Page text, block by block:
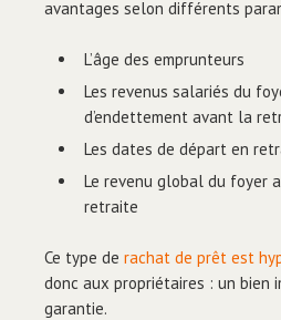
avantages selon différents
L’âge des emprunteurs
Les revenus salariés du
d’endettement avant la
Les dates de départ en
Le revenu global du foyer
retraite
Ce type de rachat de prêt est
donc aux propriétaires : un bien
garantie.